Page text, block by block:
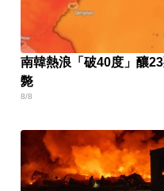
南韓熱浪「破40度」釀
斃
8/8